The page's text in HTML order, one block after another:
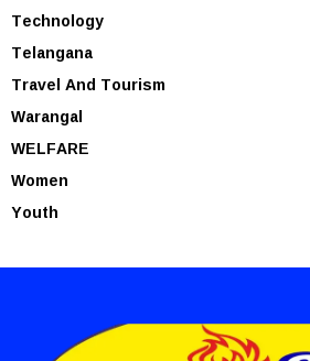
Technology
Telangana
Travel And Tourism
Warangal
WELFARE
Women
Youth